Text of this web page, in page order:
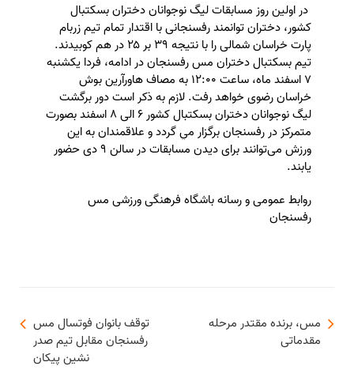
در اولين روز مسابقات لیگ نوجوانان دختران بسکتبال
کشور، دختران توانمند رفسنجانی با اقتدار تمام تيم زربام
پارت خراسان شمالی را با نتيجه ۳۹ بر ۲۵ در هم كوبيدند.
تيم بسكتبال دختران مس رفسنجان در ادامه، فردا یکشنبه
۷ اسفند ماه، ساعت ۱۲:۰۰ به مصاف هاورآرين بوش
خراسان رضوی خواهد رفت. لازم به ذکر است دور برگشت
ليگ نوجوانان دختران بسكتبال كشور ۶ الی ۸ اسفند بصورت
متمركز در رفسنجان برگزار مي گردد و علاقمندان به این
ورزش می‌توانند برای دیدن مسابقات در سالن ۹ دی حضور
یابند.
️روابط عمومی و رسانه باشگاه فرهنگی ورزشی مس
رفسنجان
توقف بانوان فوتسال مس
رفسنجان مقابل تیم صدر
مس، برنده مقتدر مرحله
مقدماتی